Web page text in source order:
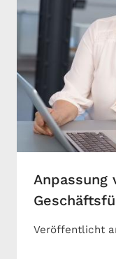
Anpassung
Veröffentlicht